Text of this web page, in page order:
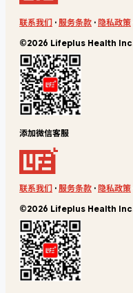
联系我们 · 服务条款 · 隐私政策
©2026 Lifeplus Health
添加微信客服
联系我们 · 服务条款 · 隐私政策
©2026 Lifeplus Health